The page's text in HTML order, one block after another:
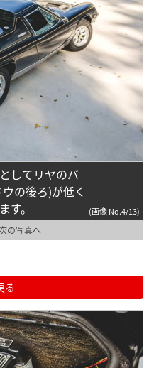
してリヤのバ
の後ろ)が低く
。
(画像 No.4/13)
の写真へ
る